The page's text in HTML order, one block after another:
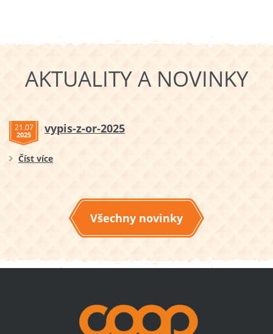
AKTUALITY A NOVINKY
21.07
2025 vypis-z-or-2025
Číst více
Všechny novinky